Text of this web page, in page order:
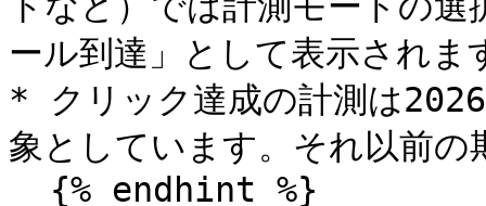
ール到達」として表示されま
* クリック達成の計測は
象としています。それ以前